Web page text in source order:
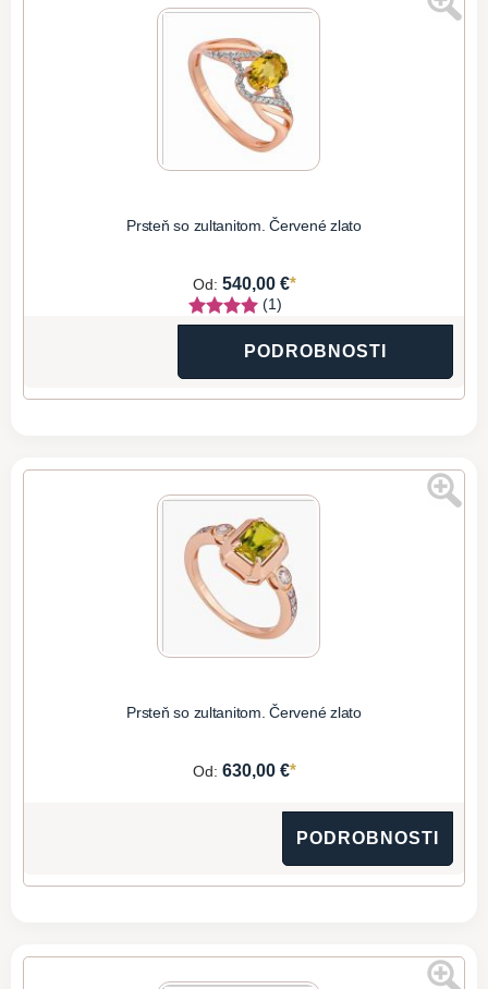
Prsteň so zultanitom. Červené zlato
Od: 540,00 €*
(1)
PODROBNOSTI
Prsteň so zultanitom. Červené zlato
Od: 630,00 €*
PODROBNOSTI